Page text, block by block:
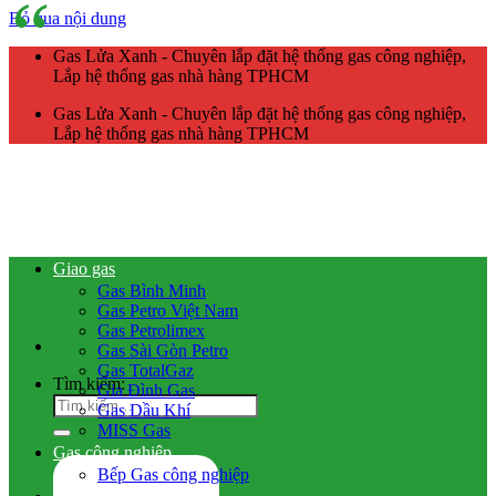
Bỏ qua nội dung
Gas Lửa Xanh - Chuyên lắp đặt hệ thống gas công nghiệp,
Lắp hệ thống gas nhà hàng TPHCM
Gas Lửa Xanh - Chuyên lắp đặt hệ thống gas công nghiệp,
Lắp hệ thống gas nhà hàng TPHCM
Tìm kiếm:
Giao gas
Gas Bình Minh
Gas Petro Việt Nam
Gas Petrolimex
Gas Sài Gòn Petro
Gas TotalGaz
Gia Đình Gas
Gas Dầu Khí
MISS Gas
Gas công nghiệp
Bếp Gas công nghiệp